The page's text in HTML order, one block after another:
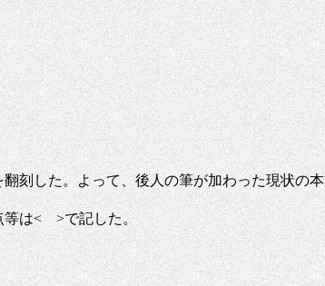
した。よって、後人の筆が加わった現状の
は< >で記した。